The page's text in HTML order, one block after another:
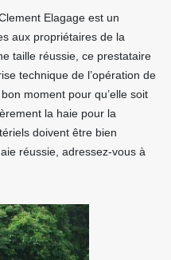
Elagage est un
aux propriétaires de la
taille réussie, ce prestataire
technique de l’opération de
moment pour qu’elle soit
la haie pour la
doivent être bien
réussie, adressez-vous à